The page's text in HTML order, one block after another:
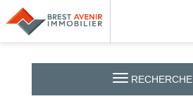
RECHERCHE
Accueil
Acheter
Vendre